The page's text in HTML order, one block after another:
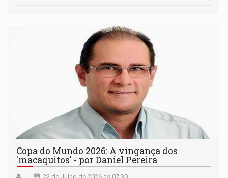
Copa do Mundo 2026: A vingança dos
'macaquitos' - por Daniel Pereira